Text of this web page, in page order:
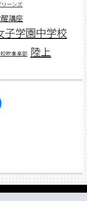
ーンズ
講座
子学園中学校
吹奏楽部 陸上